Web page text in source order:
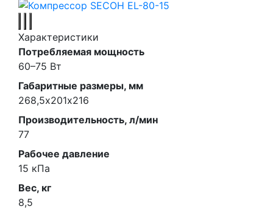
Характеристики
Потребляемая мощность
60–75 Вт
Габаритные размеры, мм
268,5х201х216
Производительность, л/мин
77
Рабочее давление
15 кПа
Вес, кг
8,5